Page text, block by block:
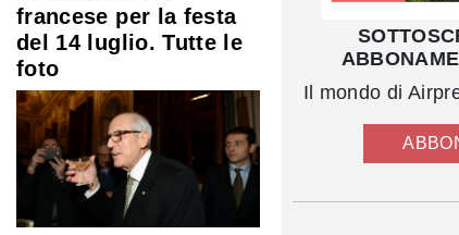
francese per la festa
del 14 luglio. Tutte le
foto
Il mondo di